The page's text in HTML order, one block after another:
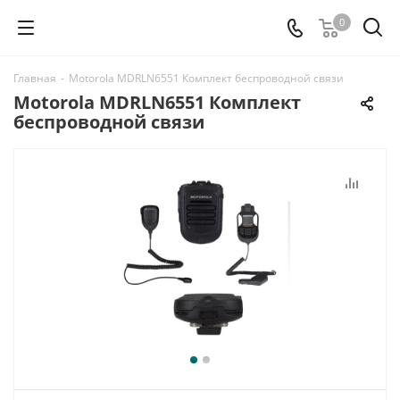
0
Главная - Motorola MDRLN6551 Комплект беспроводной связи
Motorola MDRLN6551 Комплект
беспроводной связи